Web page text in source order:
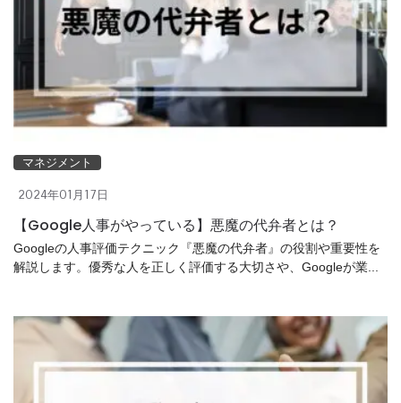
マネジメント
2024年01月17日
【Google人事がやっている】悪魔の代弁者とは？
Googleの人事評価テクニック『悪魔の代弁者』の役割や重要性を
解説します。優秀な人を正しく評価する大切さや、Googleが業...